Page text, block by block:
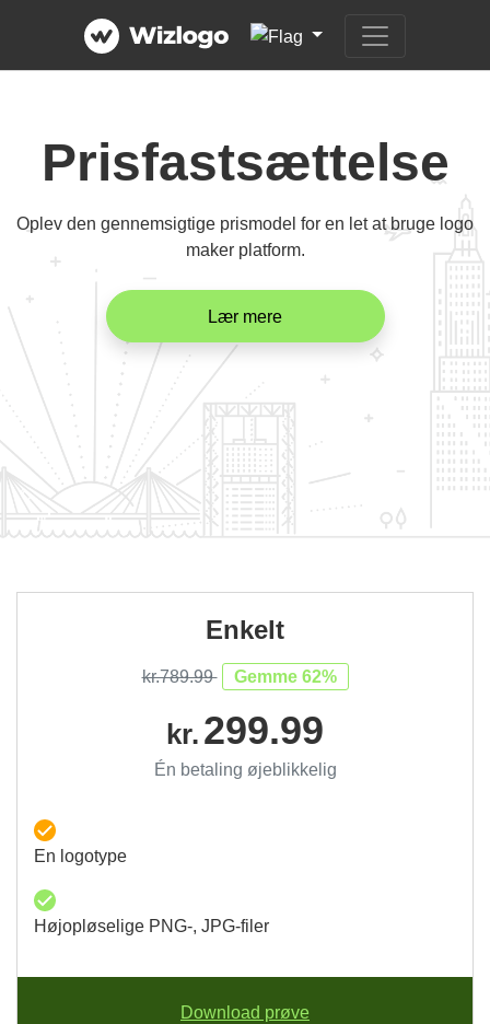
Prisfastsættelse
Oplev den gennemsigtige prismodel for en let at bruge logo
maker platform.
Lær mere
Enkelt
kr.789.99 Gemme 62%
kr. 299.99
Én betaling øjeblikkelig
En logotype
Højopløselige PNG-, JPG-filer
Download prøve